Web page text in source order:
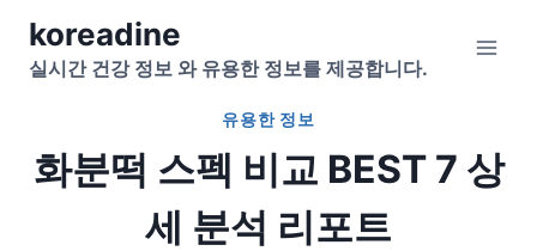
Skipkoreadine
실시간 건강 정보 와 유용한 정보를 제공합니다.
유용한 정보
화분떡 스펙 비교 BEST 7 상
세 분석 리포트